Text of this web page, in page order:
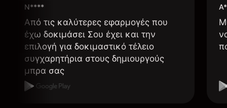
N****
Από τις καλύτερες εφαρμογές που
έχω δοκιμάσει Σου έχει και την
επιλογή για δοκιμαστικό τέλειο
συγχαρητήρια στους δημιουργούς
μπρα σας